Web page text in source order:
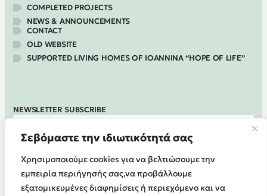
Σεβόμαστε την ιδιωτικότητά σας
Χρησιμοποιούμε cookies για να βελτιώσουμε την
εμπειρία περιήγησής σας,να προβάλλουμε
εξατομικευμένες διαφημίσεις ή περιεχόμενο και να
COMPLETED PROJECTS
NEWS & ANNOUNCEMENTS
CONTACT
OLD WEBSITE
SUPPORTED LIVING HOMES OF IOANNINA “HOPE OF LIFE”
NEWSLETTER SUBSCRIBE
Register at